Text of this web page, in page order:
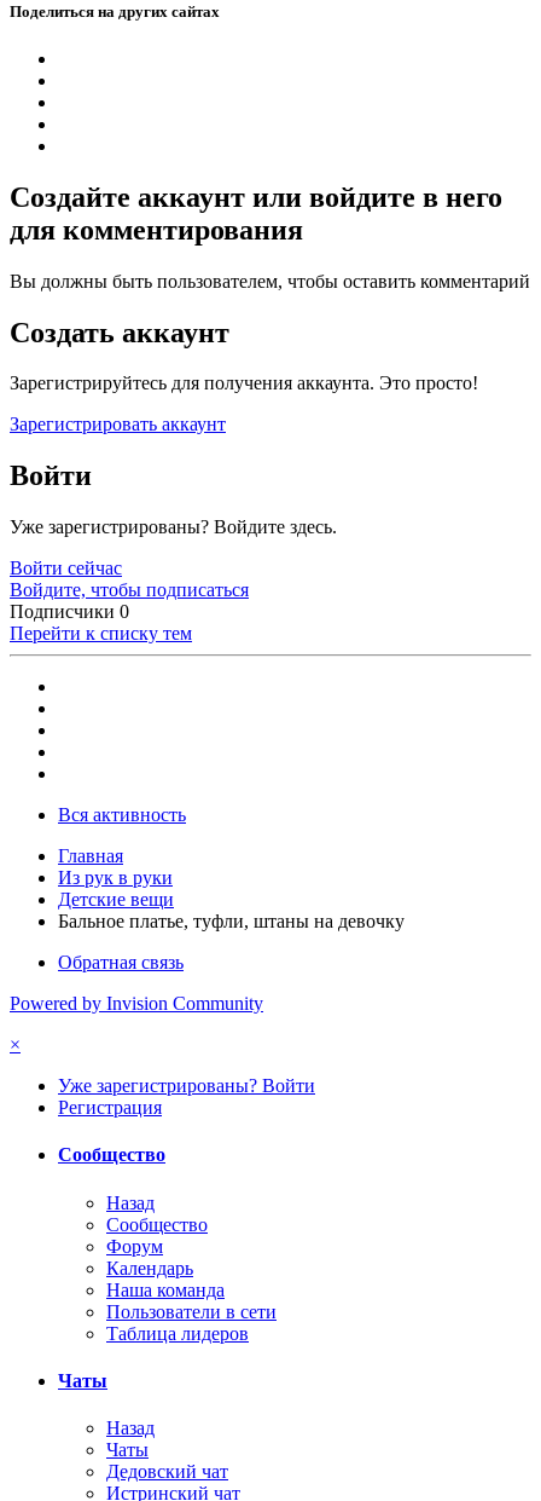
Поделиться на других сайтах
Создайте аккаунт или войдите в него
для комментирования
Вы должны быть пользователем, чтобы оставить комментарий
Создать аккаунт
Зарегистрируйтесь для получения аккаунта. Это просто!
Зарегистрировать аккаунт
Войти
Уже зарегистрированы? Войдите здесь.
Войти сейчас
Войдите, чтобы подписаться
Подписчики 0
Перейти к списку тем
Вся активность
Главная
Из рук в руки
Детские вещи
Бальное платье, туфли, штаны на девочку
Обратная связь
Powered by Invision Community
×
Уже зарегистрированы? Войти
Регистрация
Сообщество
Назад
Сообщество
Форум
Календарь
Наша команда
Пользователи в сети
Таблица лидеров
Чаты
Назад
Чаты
Дедовский чат
Истринский чат